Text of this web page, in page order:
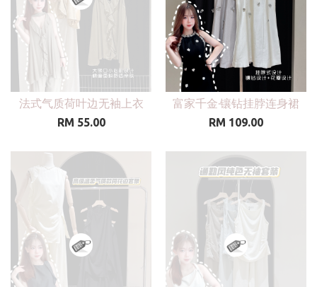
法式气质荷叶边无袖上衣
RM 55.00
富家千金·镶钻挂脖连身裙
RM 109.00